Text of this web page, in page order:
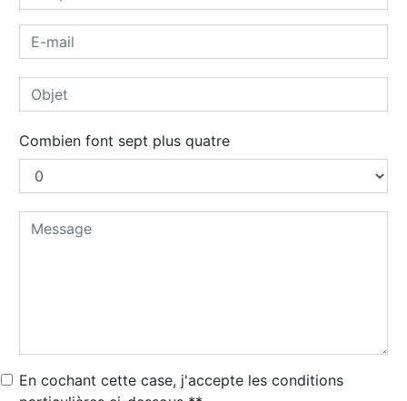
Combien font sept plus quatre
En cochant cette case, j'accepte les conditions